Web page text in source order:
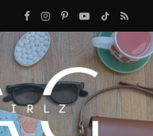
F
a
c
e
I
n
s
P
n
Y
o
u
T
i
k
R
S